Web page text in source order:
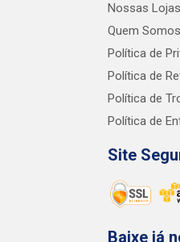
Nossas Lojas
Quem Somos
Política de
Política de
Política de
Política de
Site
Baixe já